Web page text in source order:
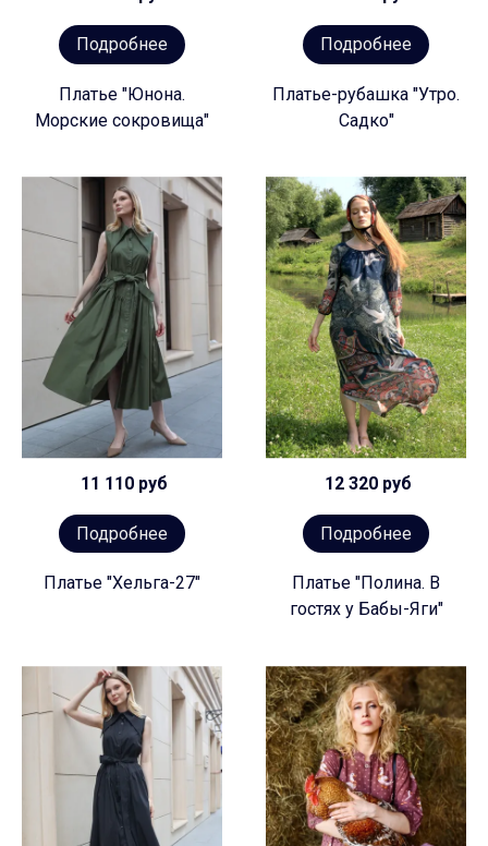
Подробнее
Платье "Юнона.
Морские сокровища"
Подробнее
Платье-рубашка "Утро.
Садко"
11 110 руб
Подробнее
Платье "Хельга-27"
12 320 руб
Подробнее
Платье "Полина. В
гостях у Бабы-Яги"